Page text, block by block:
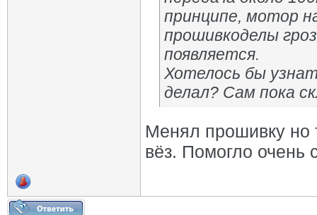
принципе, мотор
прошивкоделы
появляется.
Хотелось бы
делал? Сам пока
Менял прошивку но
вёз. Помогло очень